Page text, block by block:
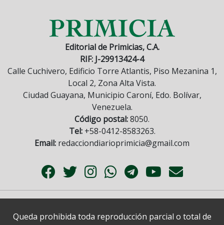
Editorial de Primicias, C.A.
RIF: J-29913424-4
Calle Cuchivero, Edificio Torre Atlantis, Piso Mezanina 1,
Local 2, Zona Alta Vista.
Ciudad Guayana, Municipio Caroní, Edo. Bolívar,
Venezuela.
Código postal:8050.
Tel:+58-0412-8583263.
Email: redacciondiarioprimicia@gmail.com
Queda prohibida toda reproducción parcial o total de